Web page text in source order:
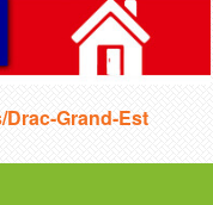
Grand-Est